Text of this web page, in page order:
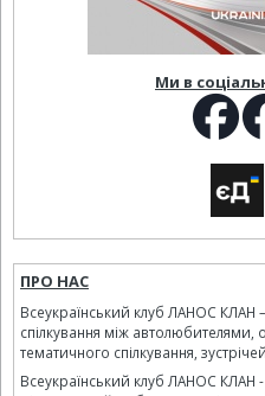
Ми в
ПРО НАС
Всеукраїнський клуб ЛАНОС КЛАН
спілкування між автолюбителями,
тематичного спілкування,
Всеукраїнський клуб ЛАНОС КЛАН